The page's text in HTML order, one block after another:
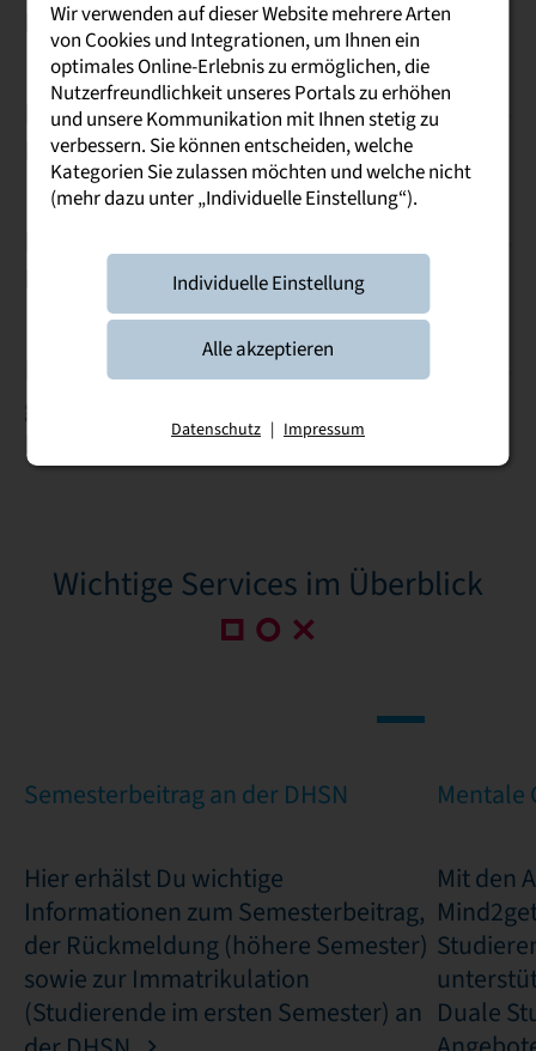
Immatrikulation
Erstsemester-
Einführungen
Immatrikulation
Informationsveranstaltun
Bibliotheksnutzung
Wichtige Services im Überblick
Semesterbeitrag an der DHSN
Hier erhälst Du wichtige
Informationen zum Semesterbeitrag,
der Rückmeldung (höhere Semester)
sowie zur Immatrikulation
(Studierende im ersten Semester) an
Mentale
Mit den
Duale
Wir verwenden auf dieser Website mehrere Arten
von Cookies und Integrationen, um Ihnen ein
optimales Online-Erlebnis zu ermöglichen, die
Nutzerfreundlichkeit unseres Portals zu erhöhen
und unsere Kommunikation mit Ihnen stetig zu
verbessern. Sie können entscheiden, welche
Kategorien Sie zulassen möchten und welche nicht
(mehr dazu unter „Individuelle Einstellung“).
Individuelle Einstellung
Alle akzeptieren
Datenschutz | Impressum